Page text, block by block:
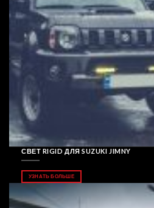
СВЕТ RIGID ДЛЯ SUZUKI JIMNY
УЗНАТЬ БОЛЬШЕ